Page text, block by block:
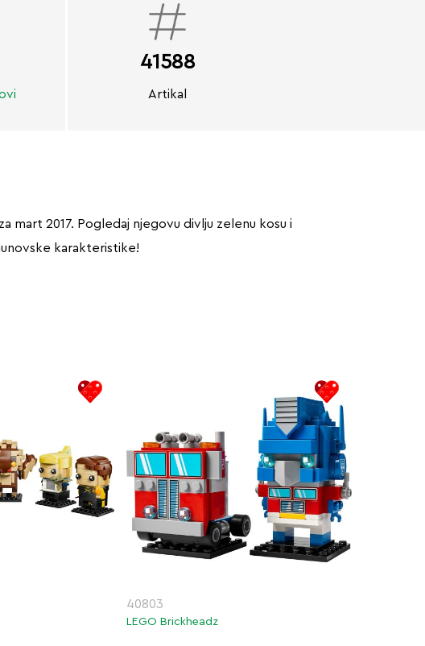
41588
Artikal
mart 2017. Pogledaj njegovu divlju zelenu kosu i
karakteristike!
40803
LEGO Brickheadz